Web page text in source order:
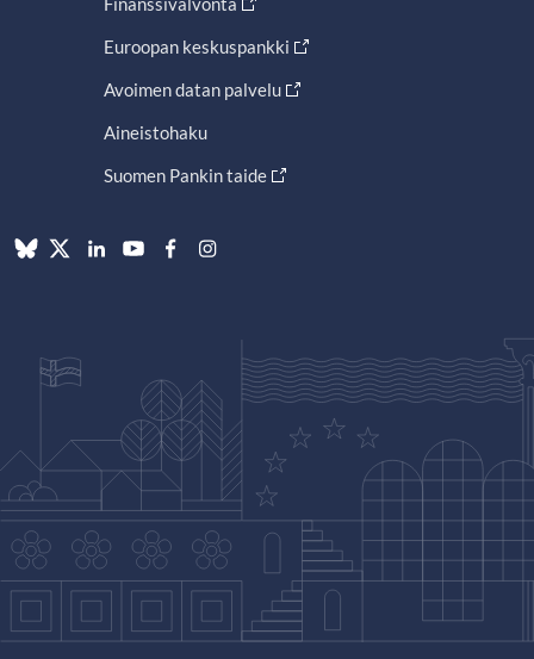
Euroopan keskuspankki
Avoimen datan palvelu
Aineistohaku
Suomen Pankin taide